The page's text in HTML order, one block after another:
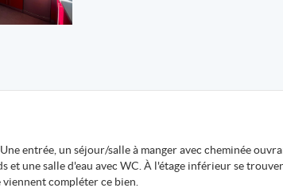
entrée, un séjour/salle à manger avec cheminée
et une salle d'eau avec WC. À l'étage inférieur se
compléter ce bien.